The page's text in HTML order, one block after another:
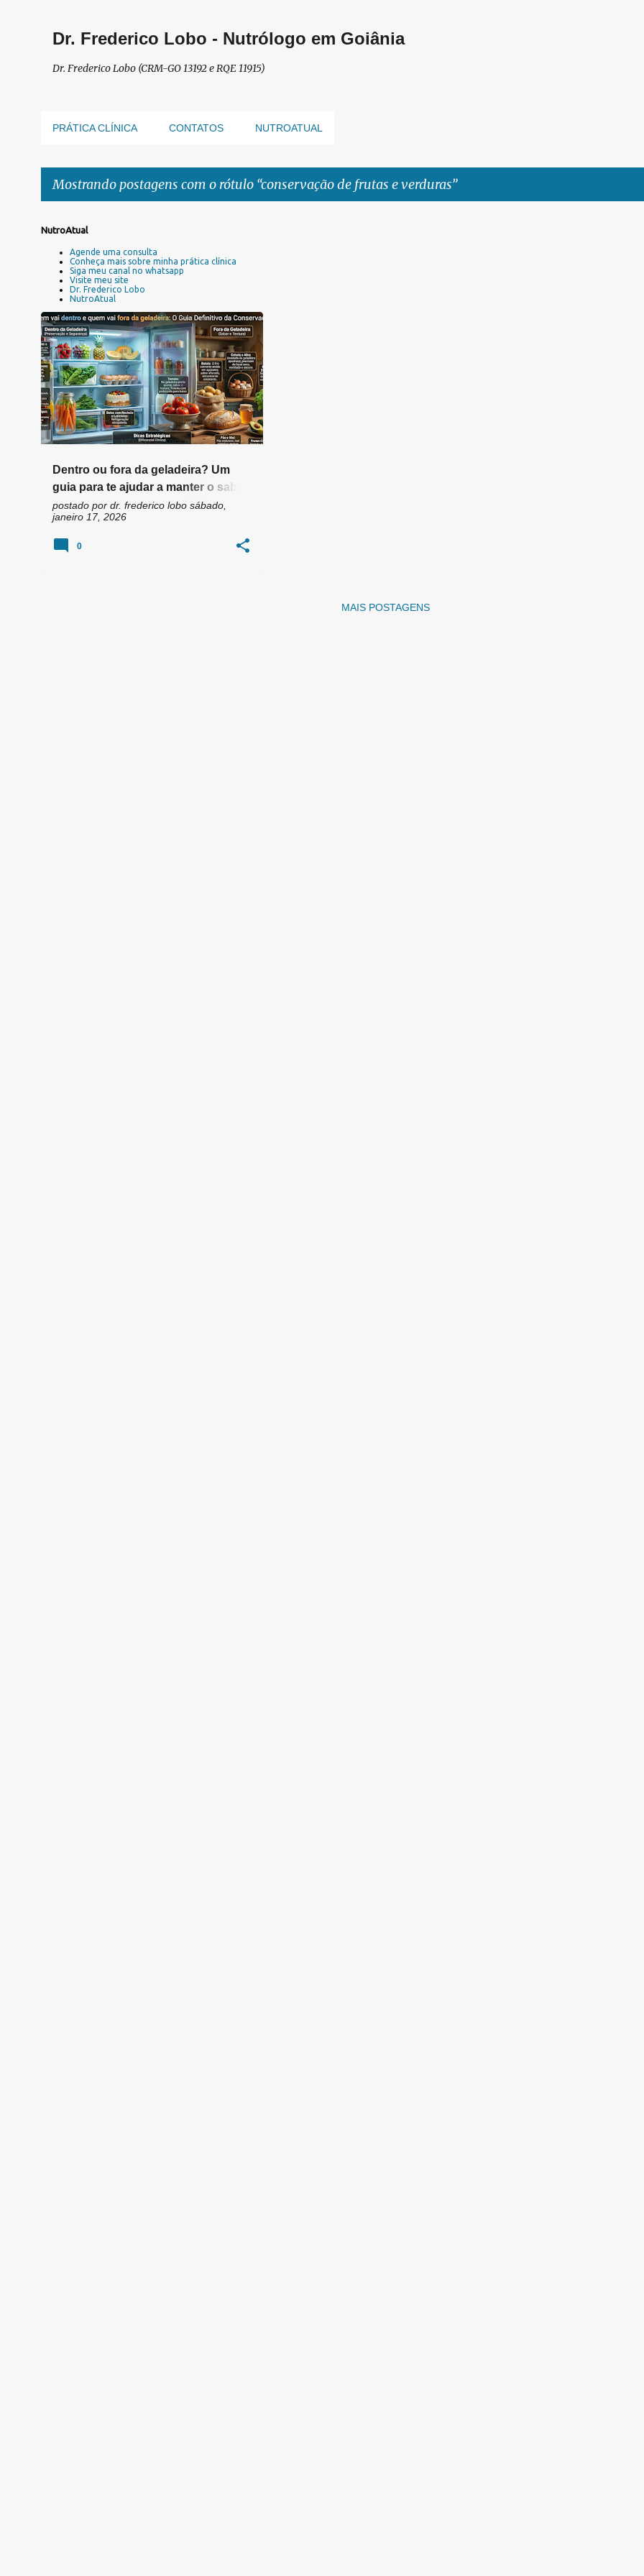
Dr. Frederico Lobo - Nutrólogo em Goiânia
Dr. Frederico Lobo (CRM-GO 13192 e RQE 11915)
PRÁTICA CLÍNICA CONTATOS NUTROATUAL
Mostrando postagens com o rótulo conservação de frutas e verduras
P
e
n
s
NutroAtual
Agende uma consulta
Conheça mais sobre minha prática clínica
Siga meu canal no whatsapp
Visite meu site
Dr. Frederico Lobo
NutroAtual
Dentro ou fora da geladeira? Um
guia para te ajudar a manter o sabor
dos alimentos, evitar desperdício e
te ajudar a economizar
postado por dr. frederico lobo sábado,
janeiro 17, 2026
+4
0
MAIS POSTAGENS